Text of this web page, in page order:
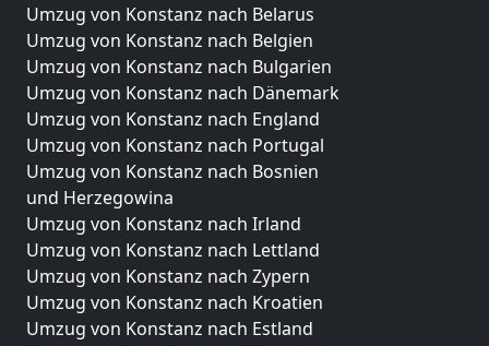
Umzug von Konstanz nach Belarus
Umzug von Konstanz nach Belgien
Umzug von Konstanz nach Bulgarien
Umzug von Konstanz nach Dänemark
Umzug von Konstanz nach England
Umzug von Konstanz nach Portugal
Umzug von Konstanz nach Bosnien
und Herzegowina
Umzug von Konstanz nach Irland
Umzug von Konstanz nach Lettland
Umzug von Konstanz nach Zypern
Umzug von Konstanz nach Kroatien
Umzug von Konstanz nach Estland